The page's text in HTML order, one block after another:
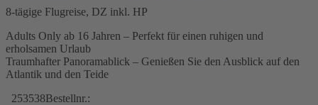
8-tägige Flugreise, DZ inkl. HP
Adults Only ab 16 Jahren – Perfekt für einen ruhigen und
erholsamen Urlaub
Traumhafter Panoramablick – Genießen Sie den Ausblick auf den
Atlantik und den Teide
253538Bestellnr.: